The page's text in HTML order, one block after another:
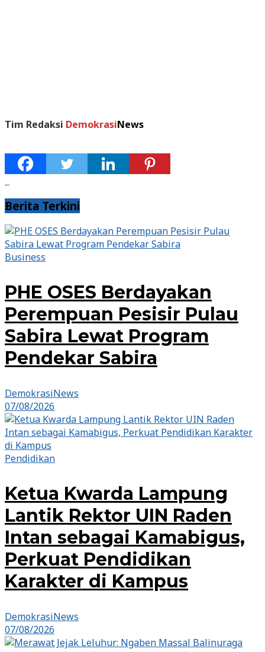
Tim Redaksi DemokrasiNews
Berita Terkini
Business
PHE OSES Berdayakan
Perempuan Pesisir Pulau
Sabira Lewat Program
Pendekar Sabira
DemokrasiNews
07/08/2026
Pendidikan
Ketua Kwarda Lampung
Lantik Rektor UIN Raden
Intan sebagai Kamabigus,
Perkuat Pendidikan
Karakter di Kampus
DemokrasiNews
07/08/2026